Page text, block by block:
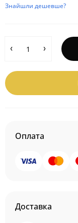
Знайшли дешевше?
Оплата
Доставка